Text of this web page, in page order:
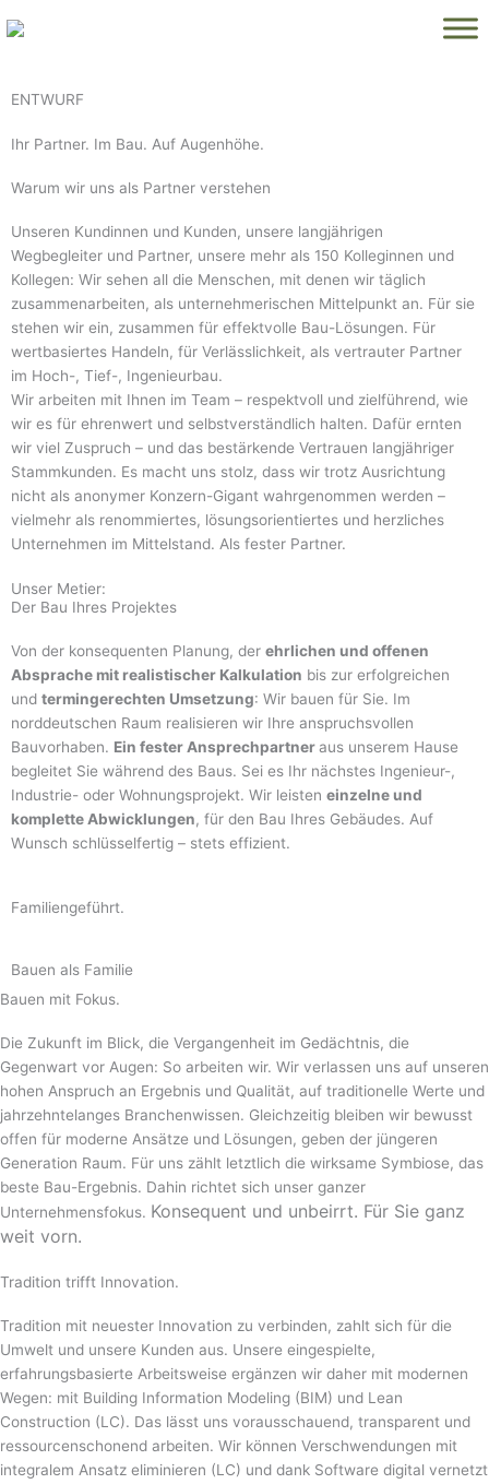
Inhalt
ENTWURF
Ihr Partner. Im Bau. Auf Augenhöhe.
Warum wir uns als Partner verstehen
Unseren Kundinnen und Kunden, unsere langjährigen
Wegbegleiter und Partner, unsere mehr als 150 Kolleginnen und
Kollegen: Wir sehen all die Menschen, mit denen wir täglich
zusammenarbeiten, als unternehmerischen Mittelpunkt an. Für sie
stehen wir ein, zusammen für effektvolle Bau-Lösungen. Für
wertbasiertes Handeln, für Verlässlichkeit, als vertrauter Partner
im Hoch-, Tief-, Ingenieurbau.
Wir arbeiten mit Ihnen im Team – respektvoll und zielführend, wie
wir es für ehrenwert und selbstverständlich halten. Dafür ernten
wir viel Zuspruch – und das bestärkende Vertrauen langjähriger
Stammkunden. Es macht uns stolz, dass wir trotz Ausrichtung
nicht als anonymer Konzern-Gigant wahrgenommen werden –
vielmehr als renommiertes, lösungsorientiertes und herzliches
Unternehmen im Mittelstand. Als fester Partner.
Unser Metier:
Der Bau Ihres Projektes
Von der konsequenten Planung, der ehrlichen und offenen
Absprache mit realistischer Kalkulation bis zur erfolgreichen
und termingerechten Umsetzung: Wir bauen für Sie. Im
norddeutschen Raum realisieren wir Ihre anspruchsvollen
Bauvorhaben. Ein fester Ansprechpartneraus unserem Hause
begleitet Sie während des Baus. Sei es Ihr nächstes Ingenieur-,
Industrie- oder Wohnungsprojekt. Wir leisten einzelne und
komplette Abwicklungen, für den Bau Ihres Gebäudes. Auf
Wunsch schlüsselfertig – stets effizient.
Familiengeführt.
Bauen als Familie
Bauen mit Fokus.
Die Zukunft im Blick, die Vergangenheit im Gedächtnis, die
Gegenwart vor Augen: So arbeiten wir. Wir verlassen uns auf unseren
hohen Anspruch an Ergebnis und Qualität, auf traditionelle Werte und
jahrzehntelanges Branchenwissen. Gleichzeitig bleiben wir bewusst
offen für moderne Ansätze und Lösungen, geben der jüngeren
Generation Raum. Für uns zählt letztlich die wirksame Symbiose, das
beste Bau-Ergebnis. Dahin richtet sich unser ganzer
Unternehmensfokus. Konsequent und unbeirrt. Für Sie ganz
weit vorn.
Tradition trifft Innovation.
Tradition mit neuester Innovation zu verbinden, zahlt sich für die
Umwelt und unsere Kunden aus. Unsere eingespielte,
erfahrungsbasierte Arbeitsweise ergänzen wir daher mit modernen
Wegen: mit Building Information Modeling (BIM) und Lean
Construction (LC). Das lässt uns vorausschauend, transparent und
ressourcenschonend arbeiten. Wir können Verschwendungen mit
integralem Ansatz eliminieren (LC) und dank Software digital vernetzt